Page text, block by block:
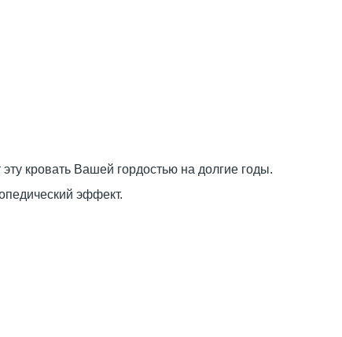
кровать Вашей гордостью на долгие годы.
эффект.